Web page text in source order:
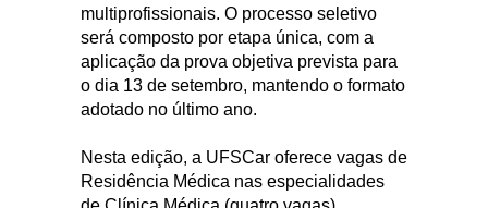
multiprofissionais. O processo seletivo
será composto por etapa única, com a
aplicação da prova objetiva prevista para
o dia 13 de setembro, mantendo o formato
adotado no último ano.
Nesta edição, a UFSCar oferece vagas de
Residência Médica nas especialidades